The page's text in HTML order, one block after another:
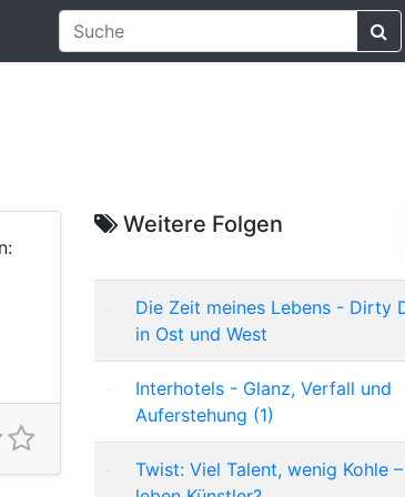
Weitere Folgen
Die Zeit meines Lebens - Dirty
in Ost und West
Interhotels - Glanz, Verfall und
Auferstehung (1)
Twist: Viel Talent, wenig Kohle